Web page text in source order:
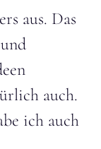
aus. Das
auch.
ich auch